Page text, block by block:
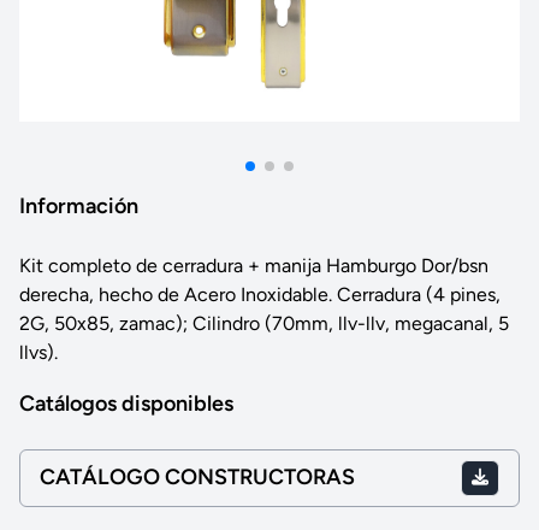
Información
Kit completo de cerradura + manija Hamburgo Dor/bsn
derecha, hecho de Acero Inoxidable. Cerradura (4 pines,
2G, 50x85, zamac); Cilindro (70mm, llv-llv, megacanal, 5
llvs).
Catálogos disponibles
CATÁLOGO CONSTRUCTORAS